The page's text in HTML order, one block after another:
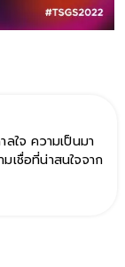
ลใจ ความเป็นมา
เชื่อที่น่าสนใจจาก